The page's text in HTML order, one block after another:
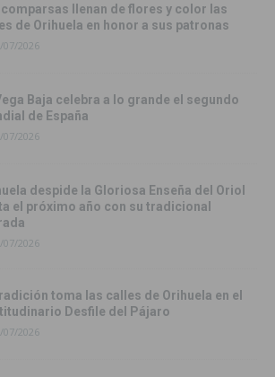
comparsas llenan de flores y color las
de Orihuela en honor a sus patronas
07/2026
Baja celebra a lo grande el segundo
de España
07/2026
despide la Gloriosa Enseña del Oriol
el próximo año con su tradicional
07/2026
toma las calles de Orihuela en el
Desfile del Pájaro
07/2026